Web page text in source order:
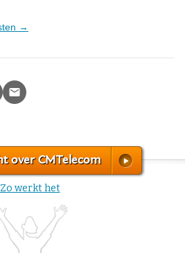
→
over CMTelecom
Zo werkt het